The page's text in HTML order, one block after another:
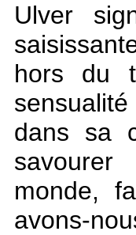
Ulver
hors du
dans sa
monde,
avons-